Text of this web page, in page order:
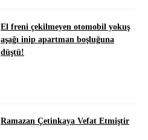
El freni çekilmeyen otomobil yokuş
aşağı inip apartman boşluğuna
düştü!
Ramazan Çetinkaya Vefat Etmiştir